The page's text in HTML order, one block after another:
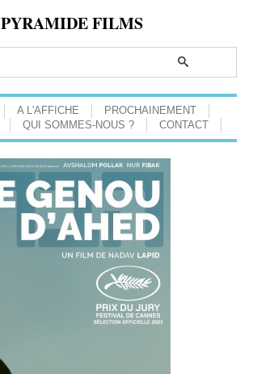
PYRAMIDE FILMS
A L'AFFICHE
PROCHAINEMENT
QUI SOMMES-NOUS ? CONTACT